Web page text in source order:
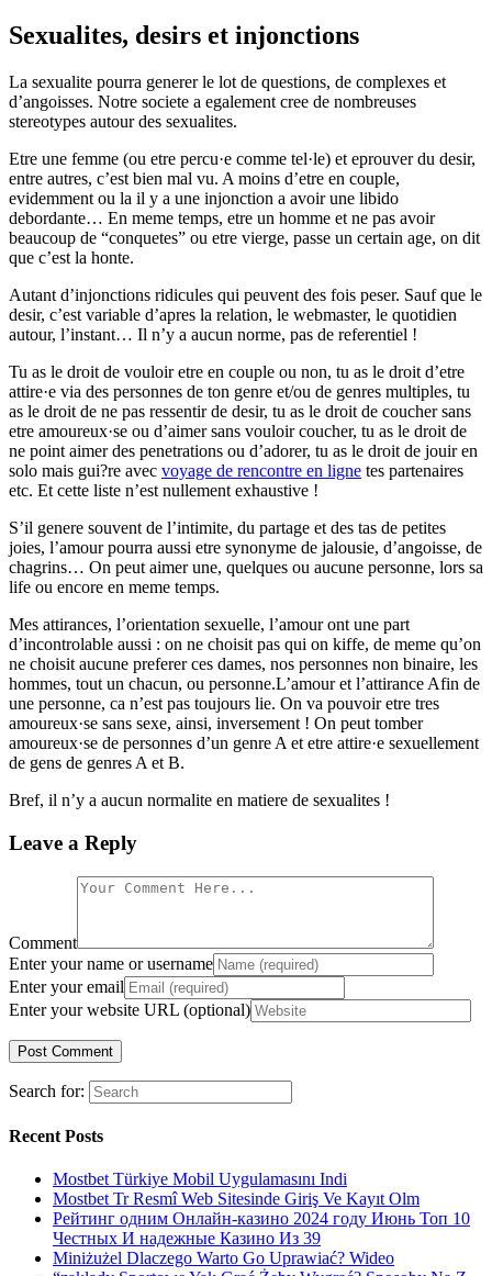
Sexualites, desirs et injonctions
La sexualite pourra generer le lot de questions, de complexes et
d’angoisses. Notre societe a egalement cree de nombreuses
stereotypes autour des sexualites.
Etre une femme (ou etre percu·e comme tel·le) et eprouver du desir,
entre autres, c’est bien mal vu. A moins d’etre en couple,
evidemment ou la il y a une injonction a avoir une libido
debordante… En meme temps, etre un homme et ne pas avoir
beaucoup de “conquetes” ou etre vierge, passe un certain age, on dit
que c’est la honte.
Autant d’injonctions ridicules qui peuvent des fois peser. Sauf que le
desir, c’est variable d’apres la relation, le webmaster, le quotidien
autour, l’instant… Il n’y a aucun norme, pas de referentiel !
Tu as le droit de vouloir etre en couple ou non, tu as le droit d’etre
attire·e via des personnes de ton genre et/ou de genres multiples, tu
as le droit de ne pas ressentir de desir, tu as le droit de coucher sans
etre amoureux·se ou d’aimer sans vouloir coucher, tu as le droit de
ne point aimer des penetrations ou d’adorer, tu as le droit de jouir en
solo mais gui?re avec voyage de rencontre en ligne tes partenaires
etc. Et cette liste n’est nullement exhaustive !
S’il genere souvent de l’intimite, du partage et des tas de petites
joies, l’amour pourra aussi etre synonyme de jalousie, d’angoisse, de
chagrins… On peut aimer une, quelques ou aucune personne, lors sa
life ou encore en meme temps.
Mes attirances, l’orientation sexuelle, l’amour ont une part
d’incontrolable aussi : on ne choisit pas qui on kiffe, de meme qu’on
ne choisit aucune preferer ces dames, nos personnes non binaire, les
hommes, tout un chacun, ou personne.L’amour et l’attirance Afin de
une personne, ca n’est pas toujours lie. On va pouvoir etre tres
amoureux·se sans sexe, ainsi, inversement ! On peut tomber
amoureux·se de personnes d’un genre A et etre attire·e sexuellement
de gens de genres A et B.
Bref, il n’y a aucun normalite en matiere de sexualites !
Leave a Reply
Comment
Enter your name or username
Enter your email
Enter your website URL (optional)
Search for:
Recent Posts
Mostbet Türkiye Mobil Uygulamasını Indi
Mostbet Tr Resmî Web Sitesinde Giriş Ve Kayıt Olm
Рейтинг одним Онлайн-казино 2024 году Июнь Топ 10
Честных И надежные Казино Из 39
Miniżużel Dlaczego Warto Go Uprawiać? Wideo